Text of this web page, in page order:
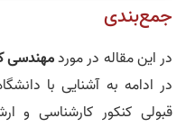
جمع‌بندی
در این مقاله در موردمهندسی
در ادامه به آشنایی با
قبولی کنکور کارشناسی و